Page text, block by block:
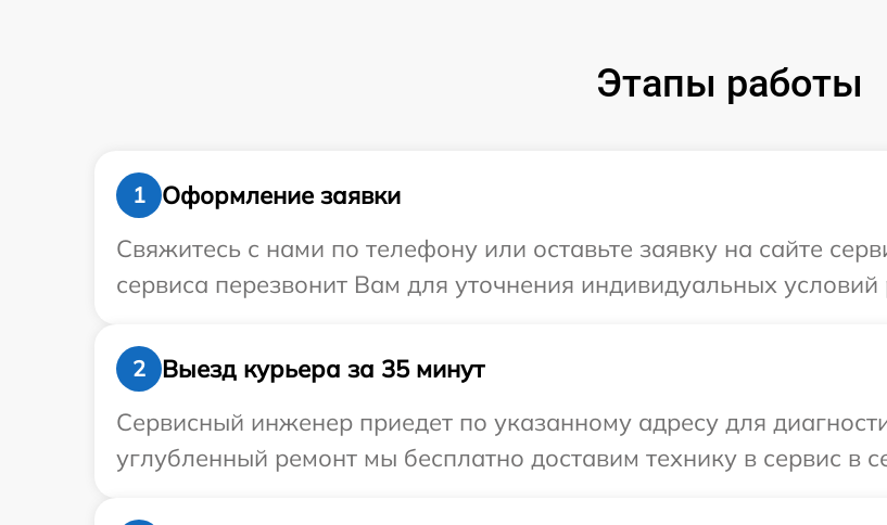
Этапы работы
1
Оформление заявки
Свяжитесь с нами по телефону или оставьте заявку на сайте
сервиса перезвонит Вам для уточнения индивидуальных
2
Выезд курьера за 35 минут
Сервисный инженер приедет по указанному адресу для
углубленный ремонт мы бесплатно доставим технику в сервис в